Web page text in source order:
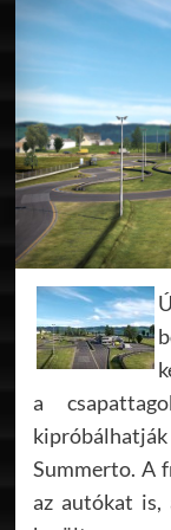
a
Summerto. A
az autókat is,